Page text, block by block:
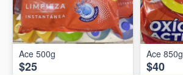
Ace 500g
$25
Ace 850g
$40